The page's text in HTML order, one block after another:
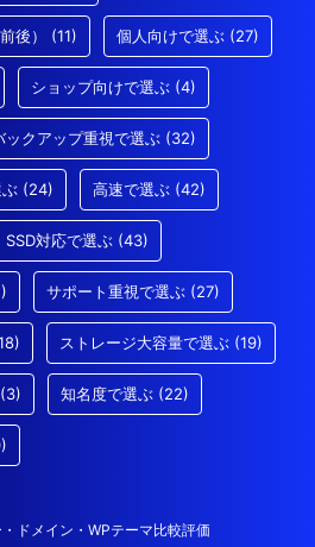
後） (11) 個人向けで選ぶ (27)
ショップ向けで選ぶ (4)
ックアップ重視で選ぶ (32)
(24) 高速で選ぶ (42)
SSD対応で選ぶ (43)
サポート重視で選ぶ (27)
ストレージ大容量で選ぶ (19)
(3) 知名度で選ぶ (22)
ドメイン・WPテーマ比較評価